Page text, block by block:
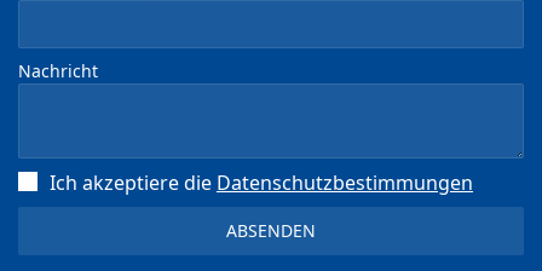
Nachricht
Ich akzeptiere die Datenschutz­bestimmungen